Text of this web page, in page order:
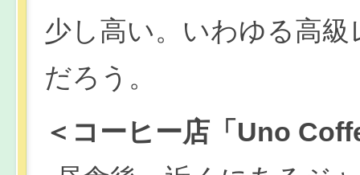
少し高い。いわゆる高
だろう。
＜コーヒー店「Uno